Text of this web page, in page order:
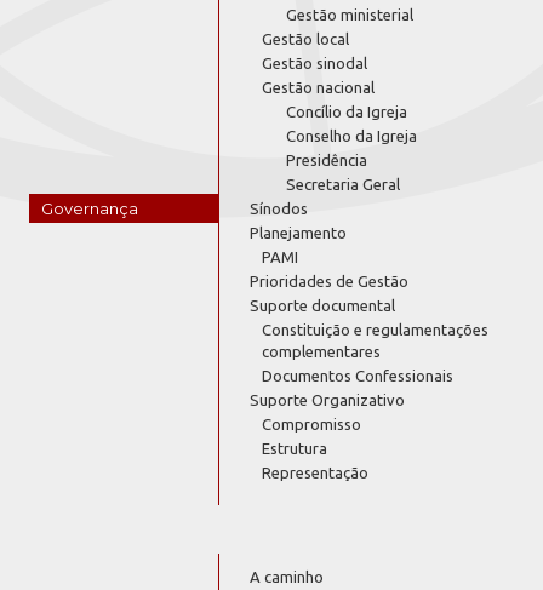
Governança
Gestão ministerial
Gestão local
Gestão sinodal
Gestão nacional
Concílio da Igreja
Conselho da Igreja
Presidência
Secretaria Geral
Sínodos
Planejamento
PAMI
Prioridades de Gestão
Suporte documental
Constituição e regulamentações
complementares
Documentos Confessionais
Suporte Organizativo
Compromisso
Estrutura
Representação
A caminho